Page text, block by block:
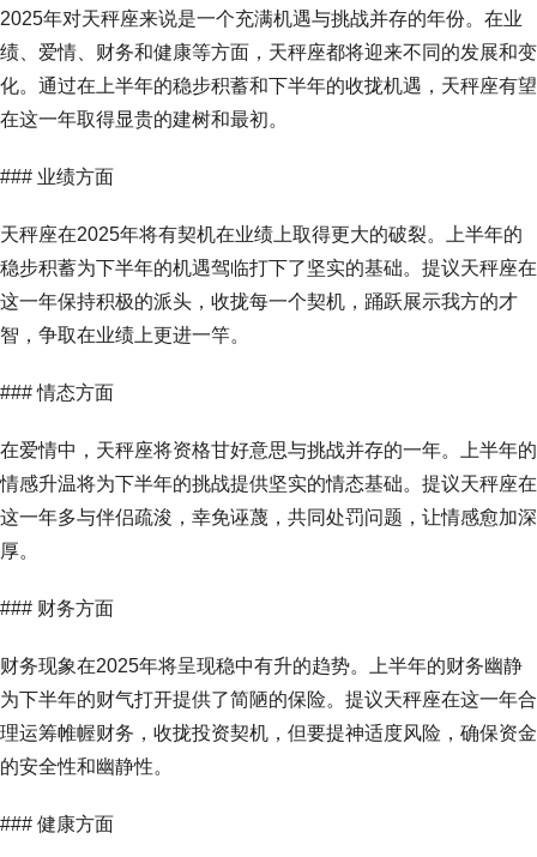
2025年对天秤座来说是一个充满机遇与挑战并存的年份。在业
绩、爱情、财务和健康等方面，天秤座都将迎来不同的发展和变
化。通过在上半年的稳步积蓄和下半年的收拢机遇，天秤座有望
在这一年取得显贵的建树和最初。
### 业绩方面
天秤座在2025年将有契机在业绩上取得更大的破裂。上半年的
稳步积蓄为下半年的机遇驾临打下了坚实的基础。提议天秤座在
这一年保持积极的派头，收拢每一个契机，踊跃展示我方的才
智，争取在业绩上更进一竿。
### 情态方面
在爱情中，天秤座将资格甘好意思与挑战并存的一年。上半年的
情感升温将为下半年的挑战提供坚实的情态基础。提议天秤座在
这一年多与伴侣疏浚，幸免诬蔑，共同处罚问题，让情感愈加深
厚。
### 财务方面
财务现象在2025年将呈现稳中有升的趋势。上半年的财务幽静
为下半年的财气打开提供了简陋的保险。提议天秤座在这一年合
理运筹帷幄财务，收拢投资契机，但要提神适度风险，确保资金
的安全性和幽静性。
### 健康方面